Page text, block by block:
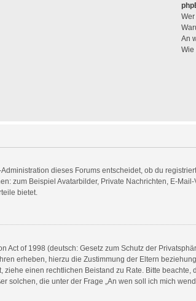
An
Wie
dieses Forums entscheidet, ob du
zum Beispiel Avatarbilder, Private Nachrichten, E-
bietet.
Act of 1998 (deutsch: Gesetz zum Schutz der
erheben, hierzu die Zustimmung der Eltern
ziehe einen rechtlichen Beistand zu Rate. Bitte
solchen, die unter der Frage „An wen soll ich mich